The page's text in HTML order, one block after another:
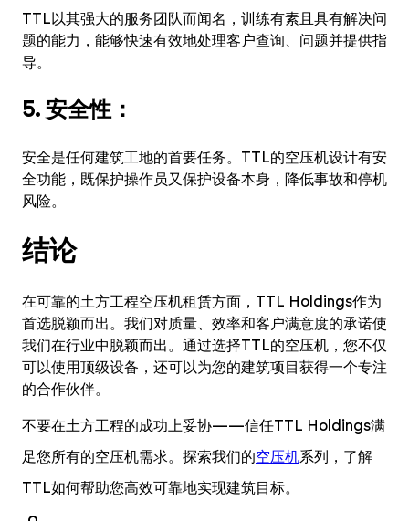
TTL以其强大的服务团队而闻名，训练有素且具有解决问
题的能力，能够快速有效地处理客户查询、问题并提供指
导。
5. 安全性：
安全是任何建筑工地的首要任务。TTL的空压机设计有安
全功能，既保护操作员又保护设备本身，降低事故和停机
风险。
结论
在可靠的土方工程空压机租赁方面，TTL Holdings作为
首选脱颖而出。我们对质量、效率和客户满意度的承诺使
我们在行业中脱颖而出。通过选择TTL的空压机，您不仅
可以使用顶级设备，还可以为您的建筑项目获得一个专注
的合作伙伴。
不要在土方工程的成功上妥协——信任TTL Holdings满
足您所有的空压机需求。探索我们的空压机系列，了解
TTL如何帮助您高效可靠地实现建筑目标。